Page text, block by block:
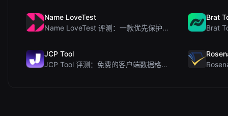
Name LoveTest
Name LoveTest 评测：一款优先保护隐私的爱情计算器，支持生成可分享图片
Brat
JCP Tool
JCP Tool 评测：免费的客户端数据格式转换工具（支持 JSON、CSV、YAML、XML）